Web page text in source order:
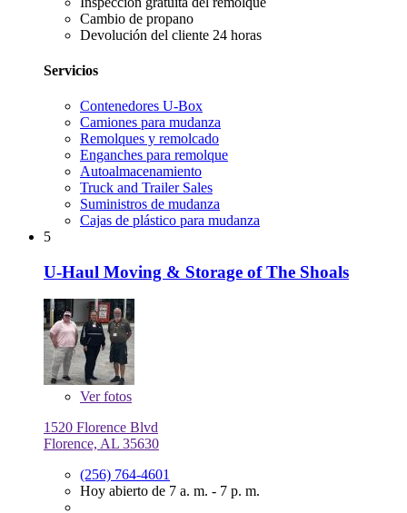
Cambio de propano
Devolución del cliente 24 horas
Servicios
Contenedores U-Box
Camiones para mudanza
Remolques y remolcado
Enganches para remolque
Autoalmacenamiento
Truck and Trailer Sales
Suministros de mudanza
Cajas de plástico para mudanza
5
U-Haul Moving & Storage of The Shoals
Verfotos
1520 Florence Blvd
Florence, AL 35630
(256) 764-4601
Hoy abierto de 7 a. m. - 7 p. m.